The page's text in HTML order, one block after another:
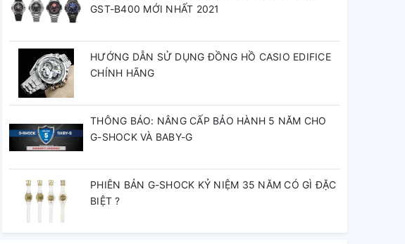
GST-B400 MỚI NHẤT 2021
HƯỚNG DẪN SỬ DỤNG ĐỒNG HỒ CASIO EDIFICE
CHÍNH HÃNG
THÔNG BÁO: NÂNG CẤP BẢO HÀNH 5 NĂM CHO
G-SHOCK VÀ BABY-G
PHIÊN BẢN G-SHOCK KỶ NIỆM 35 NĂM CÓ GÌ ĐẶC
BIỆT ?